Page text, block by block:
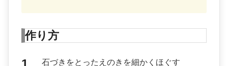
作り方
石づきをとったえのきを細かくほぐす